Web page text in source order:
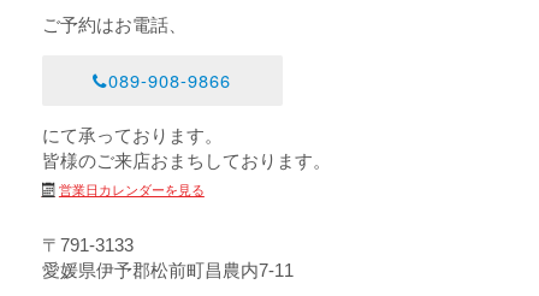
ご予約はお電話、
089-908-9866
にて承っております。
皆様のご来店おまちしております。
営業日カレンダーを見る
〒791-3133
愛媛県伊予郡松前町昌農内7-11